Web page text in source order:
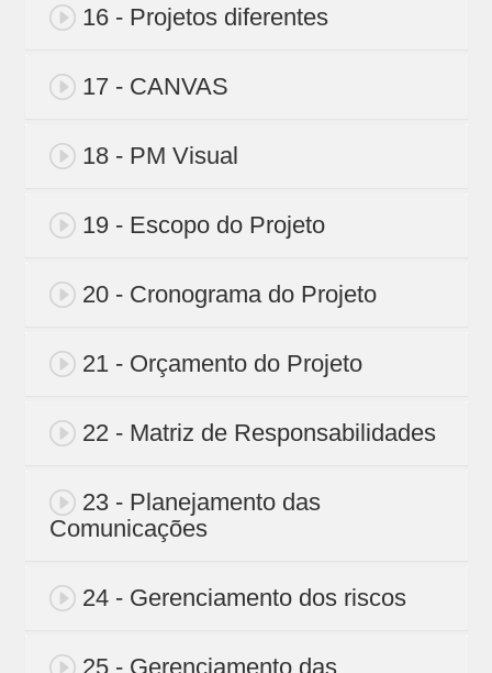
16 - Projetos diferentes
17 - CANVAS
18 - PM Visual
19 - Escopo do Projeto
20 - Cronograma do Projeto
21 - Orçamento do Projeto
22 - Matriz de Responsabilidades
23 - Planejamento das
Comunicações
24 - Gerenciamento dos riscos
25 - Gerenciamento das